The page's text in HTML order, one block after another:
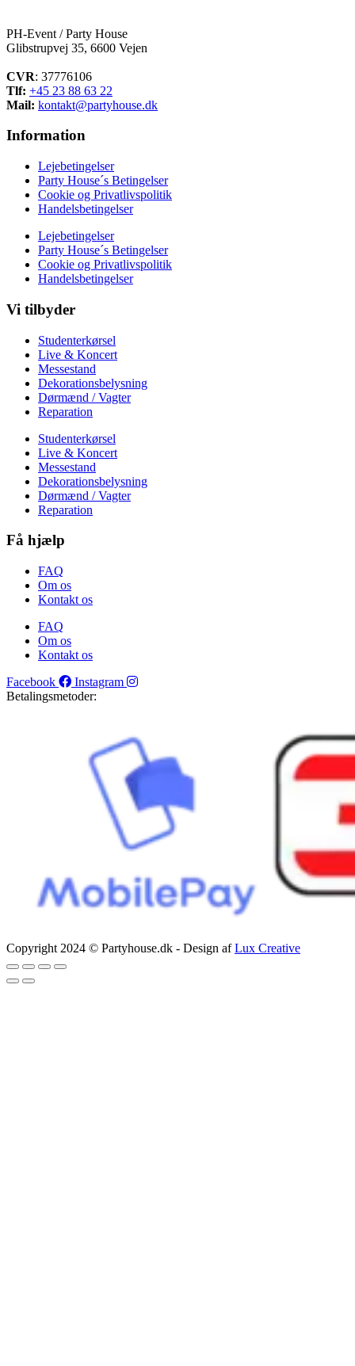
PH-Event / Party House
Glibstrupvej 35, 6600 Vejen
CVR: 37776106
Tlf: +45 23 88 63 22
Mail: kontakt@partyhouse.dk
Information
Lejebetingelser
Party House´s Betingelser
Cookie og Privatlivspolitik
Handelsbetingelser
Lejebetingelser
Party House´s Betingelser
Cookie og Privatlivspolitik
Handelsbetingelser
Vi tilbyder
Studenterkørsel
Live & Koncert
Messestand
Dekorationsbelysning
Dørmænd / Vagter
Reparation
Studenterkørsel
Live & Koncert
Messestand
Dekorationsbelysning
Dørmænd / Vagter
Reparation
Få hjælp
FAQ
Om os
Kontakt os
FAQ
Om os
Kontakt os
Facebook
Instagram
Betalingsmetoder:
Copyright 2024 © Partyhouse.dk - Design afLux Creative